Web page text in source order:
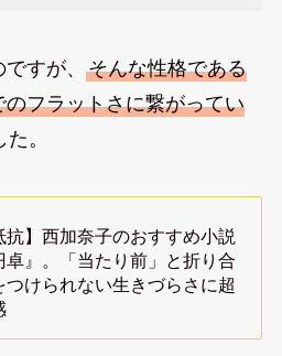
すが、 そんな性格である
フラットさに繋がってい
。
抗】西加奈子のおすすめ小説
卓』。「当たり前」と折り合
つけられない生きづらさに超